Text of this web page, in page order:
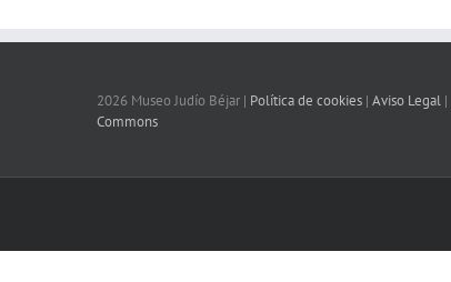
2026 Museo Judío Béjar | Política de cookies | Aviso Legal |
Commons